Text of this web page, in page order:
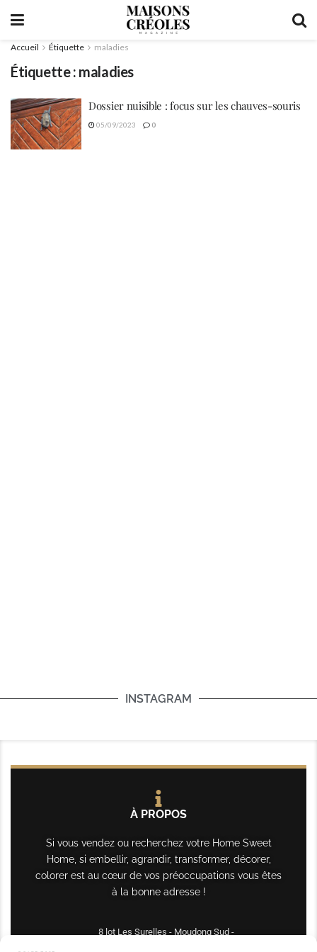
Accueil Étiquette maladies
Étiquette : maladies
Dossier nuisible : focus sur les chauves-souris
05/09/2023 0
INSTAGRAM
À PROPOS
Si vous vendez ou recherchez votre Home Sweet
Home, si embellir, agrandir, transformer, décorer,
colorer est au cœur de vos préoccupations vous êtes
à la bonne adresse !
8 lot Les Surelles - Moudong Sud -